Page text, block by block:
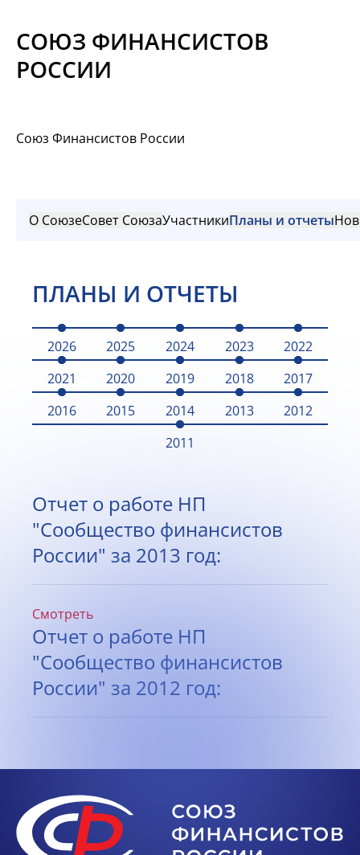
Материалы
СОЮЗ ФИНАНСИСТОВ
РОССИИ
Союз Финансистов России
О СоюзеСовет СоюзаУчастникиПланы и отчеты
ПЛАНЫ И ОТЧЕТЫ
2026 2025 2024 2023
2022
2021
2020 2019 2018
2017
2016
2015 2014 2013
2012
2011
Отчет о работе НП
"Сообщество финансистов
России" за 2013 год:
Смотреть
Отчет о работе НП
"Сообщество финансистов
России" за 2012 год: